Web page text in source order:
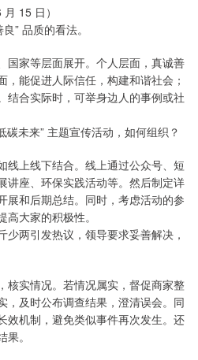
15 日）
” 品质的看法。
国家等层面展开。个人层面，真诚善
，能促进人际信任，构建和谐社会；
结合实际时，可举身边人的事例或社
未来” 主题宣传活动，如何组织？
线上线下结合。线上通过公众号、短
讲座、环保实践活动等。然后制定详
展和后期总结。同时，考虑活动的参
大家的积极性。
两引发热议，领导要求妥善解决，
核实情况。若情况属实，督促商家整
，及时公布调查结果，澄清误会。同
效机制，避免类似事件再次发生。还
。